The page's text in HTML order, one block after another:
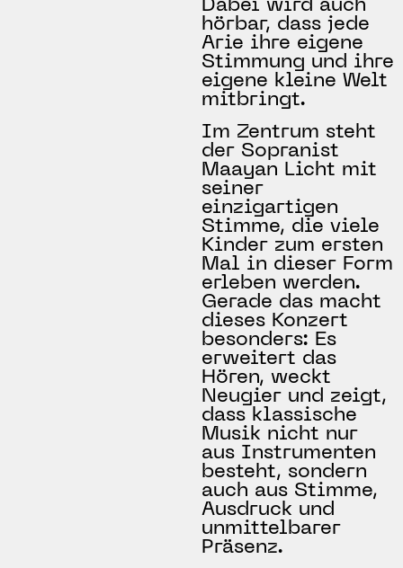
Dabei wird auch
hörbar, dass jede
Arie ihre eigene
Stimmung und ihre
eigene kleine Welt
mitbringt.
Im Zentrum steht
der Sopranist
Maayan Licht mit
seiner
einzigartigen
Stimme, die viele
Kinder zum ersten
Mal in dieser Form
erleben werden.
Gerade das macht
dieses Konzert
besonders: Es
erweitert das
Hören, weckt
Neugier und zeigt,
dass klassische
Musik nicht nur
aus Instrumenten
besteht, sondern
auch aus Stimme,
Ausdruck und
unmittelbarer
Präsenz.